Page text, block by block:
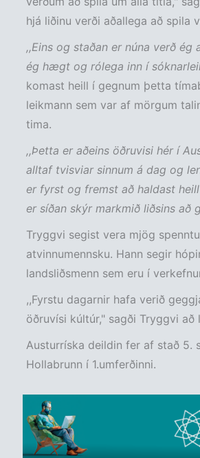
hjá liðinu verði aðallega að spila
,,Eins og staðan er núna verð
ég hægt og rólega inn í
komast heill í gegnum þetta
leikmann sem var af mörgum
tima.
,,Þetta er aðeins öðruvisi hér í
alltaf tvisviar sinnum á dag og
er fyrst og fremst að haldast
er síðan skýr markmið liðsins að
Tryggvi segist vera mjög
atvinnumennsku. Hann segir
landsliðsmenn sem eru í
,,Fyrstu dagarnir hafa verið
öðruvísi kúltúr," sagði Tryggvi
Austurríska deildin fer af stað 5.
Hollabrunn í 1.umferðinni.